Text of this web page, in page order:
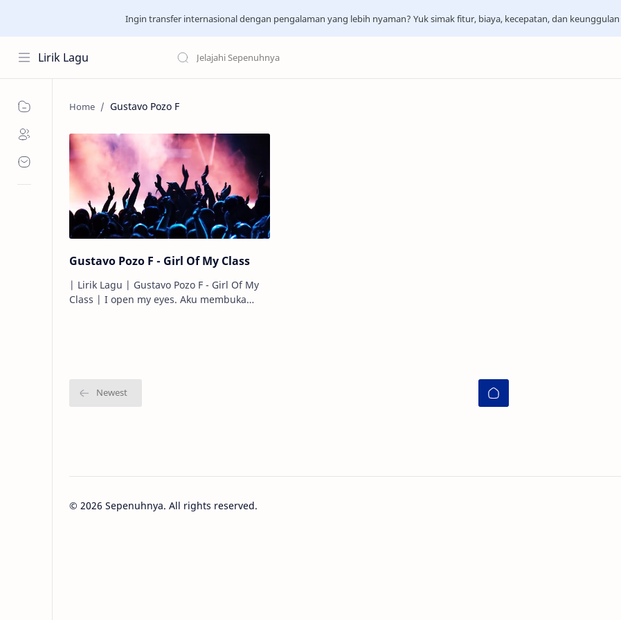
Ingin transfer internasional dengan pengalaman yang lebih nyaman? Yuk simak fitur, biaya, kecepatan, dan keunggulan
Lirik Lagu
Gustavo Pozo F
Gustavo Pozo F - Girl Of My Class
| Lirik Lagu | Gustavo Pozo F - Girl Of My
Class | I open my eyes. Aku membuka
© 2026 Sepenuhnya. All rights reserved.